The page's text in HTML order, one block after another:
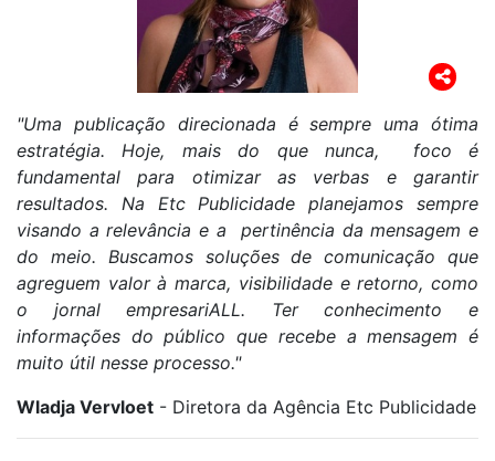
"Uma publicação direcionada é sempre uma ótima
estratégia. Hoje, mais do que nunca, foco é
fundamental para otimizar as verbas e garantir
resultados. Na Etc Publicidade planejamos sempre
visando a relevância e a pertinência da mensagem e
do meio. Buscamos soluções de comunicação que
agreguem valor à marca, visibilidade e retorno, como
o jornal empresariALL. Ter conhecimento e
informações do público que recebe a mensagem é
muito útil nesse processo."
Wladja Vervloet - Diretora da Agência Etc Publicidade